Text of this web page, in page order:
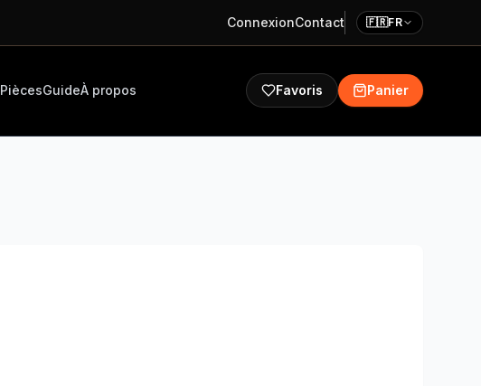
ConnexionContact 🇫🇷FR
PiècesGuideÀ propos Favoris Panier